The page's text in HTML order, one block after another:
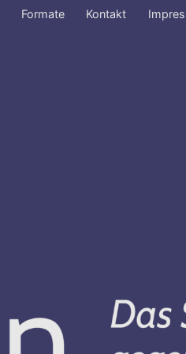
Formate Kontakt